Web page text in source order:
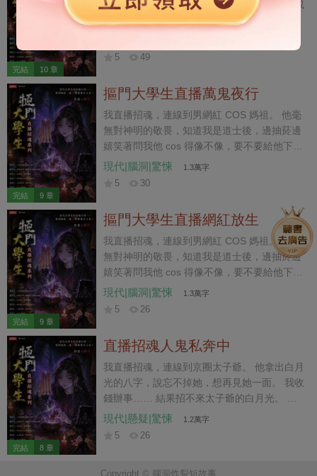
完結 10 章
我鬥法。 網友起鬨，提起一年前因為車禍變成
植物人的影帝秦北顧，讓我們有本事就把他弄
人就行。」 我話剛說完，對方卻嘲笑我學藝不
止：「快停下，一體兩魂要人命，請鬼容易送
鬼難。」
5 49
完結 9 章
摳門大學生直播萬鬼夜行
我直播招魂，連線到男網紅 COS 媽祖。 他毫
無對神明的敬畏，知道我是道士後，邊抽菸邊
嬉笑著問我他 cos 得像不像，要不要給他下跪
磕頭上柱香。 我反過來對他說道：「我觀你印
堂發黑要倒血黴了，不如你給我下跪磕頭，我
意，當著我的面把香爐當菸灰缸用。 他的粉絲
則是憤怒群攻我，罵我詛咒人，直接把我的賬
號給舉報了。 沒想到幾天後，因為我懶得解封
賬號繼續直播，害我封號的粉絲們卻在網上眾
籌找我出面救人。 「發財大師，求求您回來
吧，大大中邪了，他要出海放生自己，您快救
救他……」 無杯竊神形，炁逆衝泥丸，香灰落
現代|腦洞|驚悚 1.3萬字
5 30
完結 9 章
摳門大學生直播網紅放生
我直播招魂，連線到男網紅 COS 媽祖。 他毫
無對神明的敬畏，知道我是道士後，邊抽菸邊
嬉笑著問我他 cos 得像不像，要不要給他下跪
磕頭上柱香。 我反過來對他說道：「我觀你印
堂發黑要倒血黴了，不如你給我下跪磕頭，我
則是憤怒群攻我，罵我詛咒人，直接把我的賬
號給舉報了。 沒想到幾天後，因為我懶得解封
賬號繼續直播，害我封號的粉絲們卻在網上眾
籌找我出面救人。 「發財大師，求求您回來
吧，大大中邪了，他要出海放生自己，您快救
救他……」 無杯竊神形，炁逆衝泥丸，香灰落
現代|腦洞|驚悚 1.3萬字
5 26
完結 8 章
直播招魂人鬼私奔中
我直播招魂，連線到京圈太子爺。 他拿出白月
光的八字，說忘不掉她，想再見她一面。 我收
錢辦事…… 結果招不來太子爺的白月光。 因
為對方拒絕相見。 太子爺聽完大受打擊，並對
我發起了砸錢攻擊。 說他無論如何都要見到白
現代|懸疑|驚悚 1.2萬字
5 26
Copyright © 腦洞炸裂短故事